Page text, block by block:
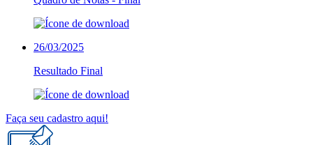
26/03/2025
Resultado Final
Faça seu cadastro aqui!